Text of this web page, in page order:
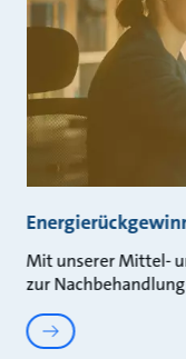
Mit unserer Mittel-
zur